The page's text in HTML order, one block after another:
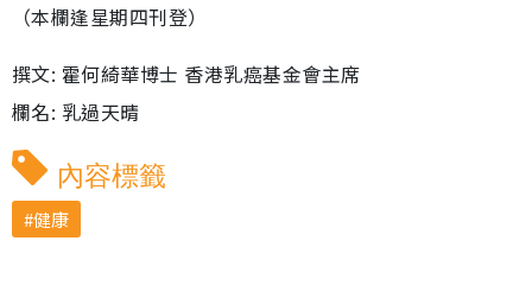
（本欄逢星期四刊登）
撰文: 霍何綺華博士 香港乳癌基金會主席
欄名: 乳過天晴
內容標籤
健康